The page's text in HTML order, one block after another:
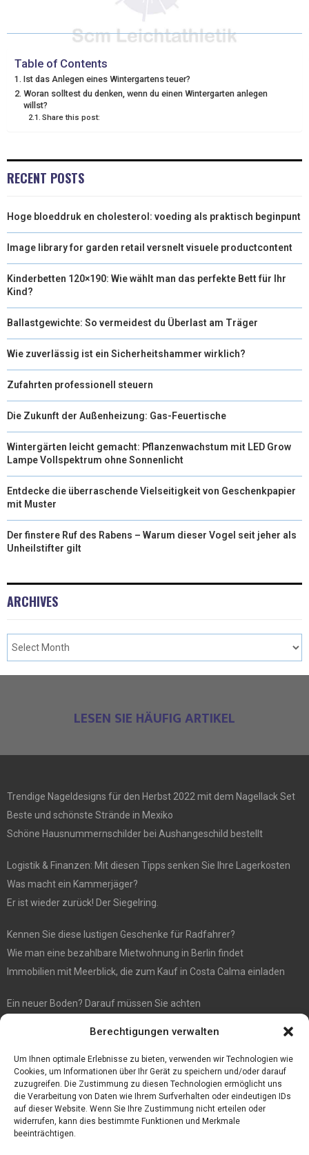
Berechtigungen verwalten
Um Ihnen optimale Erlebnisse zu bieten, verwenden wir Technologien wie
Cookies, um Informationen über Ihr Gerät zu speichern und/oder darauf
zuzugreifen. Die Zustimmung zu diesen Technologien ermöglicht uns
die Verarbeitung von Daten wie Ihrem Surfverhalten oder eindeutigen IDs
auf dieser Website. Wenn Sie Ihre Zustimmung nicht erteilen oder
widerrufen, kann dies bestimmte Funktionen und Merkmale
beeinträchtigen.
W
T
R
)
E
O
N
T
R
T
K I
Table of Contents
Ist das Anlegen eines Wintergartens teuer?
Woran solltest du denken, wenn du einen Wintergarten anlegen
willst?
Share this post:
RECENT POSTS
Hoge bloeddruk en cholesterol: voeding als praktisch beginpunt
Image library for garden retail versnelt visuele productcontent
Kinderbetten 120×190: Wie wählt man das perfekte Bett für Ihr
Kind?
Ballastgewichte: So vermeidest du Überlast am Träger
Wie zuverlässig ist ein Sicherheitshammer wirklich?
Zufahrten professionell steuern
Die Zukunft der Außenheizung: Gas-Feuertische
Wintergärten leicht gemacht: Pflanzenwachstum mit LED Grow
Lampe Vollspektrum ohne Sonnenlicht
Entdecke die überraschende Vielseitigkeit von Geschenkpapier
mit Muster
Der finstere Ruf des Rabens – Warum dieser Vogel seit jeher als
Unheilstifter gilt
ARCHIVES
LESEN SIE HÄUFIG ARTIKEL
Trendige Nageldesigns für den Herbst 2022 mit dem Nagellack Set
Beste und schönste Strände in Mexiko
Schöne Hausnummernschilder bei Aushangeschild bestellt
Logistik & Finanzen: Mit diesen Tipps senken Sie Ihre Lagerkosten
Was macht ein Kammerjäger?
Er ist wieder zurück! Der Siegelring.
Kennen Sie diese lustigen Geschenke für Radfahrer?
Wie man eine bezahlbare Mietwohnung in Berlin findet
Immobilien mit Meerblick, die zum Kauf in Costa Calma einladen
Ein neuer Boden? Darauf müssen Sie achten
Eine effiziente Sackentleerung zur Optimierung der Prozessabläufe